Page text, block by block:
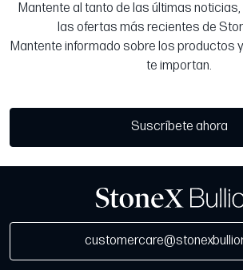
Mantente al tanto de las últimas
las ofertas más recientes de
Mantente informado sobre los productos
te importan.
Suscríbete ahora